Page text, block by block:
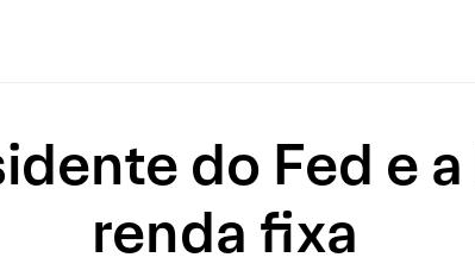
do Fed e
renda fixa